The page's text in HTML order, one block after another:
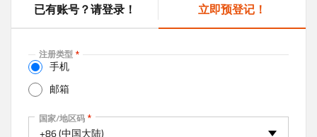
已有账号？请登录！ 立即预登记！
(
a
注册类型
手机
邮箱
手机
国家/地区码
+86 (中国大陆)